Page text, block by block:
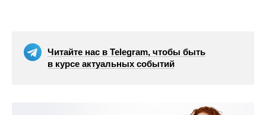
Читайте нас в Telegram, чтобы быть
в курсе актуальных событий